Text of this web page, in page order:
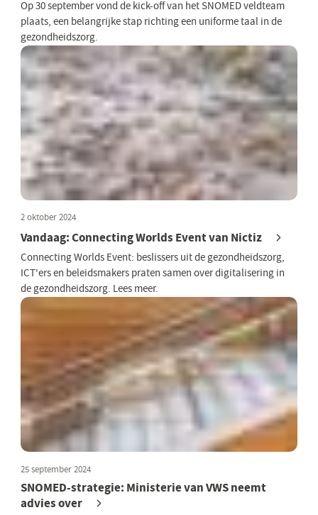
Op 30 september vond de kick-off van het SNOMED veldteam
plaats, een belangrijke stap richting een uniforme taal in de
gezondheidszorg.
2 oktober 2024
Vandaag: Connecting Worlds Event van Nictiz
Connecting Worlds Event: beslissers uit de gezondheidszorg,
ICT'ers en beleidsmakers praten samen over digitalisering in
de gezondheidszorg. Lees meer.
25 september 2024
SNOMED-strategie: Ministerie van VWS neemt
advies over